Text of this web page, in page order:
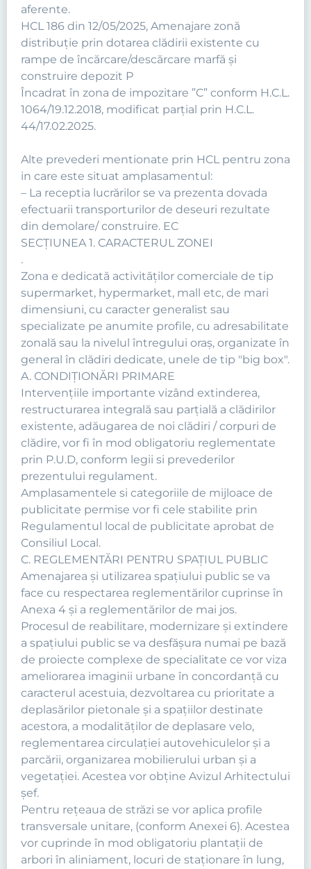
aferente.
HCL 186 din 12/05/2025, Amenajare zonă
distribuție prin dotarea clădirii existente cu
rampe de încărcare/descărcare marfă și
construire depozit P
Încadrat în zona de impozitare ”C” conform H.C.L.
1064/19.12.2018, modificat parțial prin H.C.L.
44/17.02.2025.
Alte prevederi mentionate prin HCL pentru zona
in care este situat amplasamentul:
– La receptia lucrărilor se va prezenta dovada
efectuarii transporturilor de deseuri rezultate
din demolare/ construire. EC
SECŢIUNEA 1. CARACTERUL ZONEI
.
Zona e dedicată activităţilor comerciale de tip
supermarket, hypermarket, mall etc, de mari
dimensiuni, cu caracter generalist sau
specializate pe anumite profile, cu adresabilitate
zonală sau la nivelul întregului oraş, organizate în
general în clădiri dedicate, unele de tip "big box".
A. CONDIŢIONĂRI PRIMARE
Intervenţiile importante vizând extinderea,
restructurarea integrală sau parţială a clădirilor
existente, adăugarea de noi clădiri / corpuri de
clădire, vor fi în mod obligatoriu reglementate
prin P.U.D, conform legii si prevederilor
prezentului regulament.
Amplasamentele si categoriile de mijloace de
publicitate permise vor fi cele stabilite prin
Regulamentul local de publicitate aprobat de
Consiliul Local.
C. REGLEMENTĂRI PENTRU SPAȚIUL PUBLIC
Amenajarea şi utilizarea spaţiului public se va
face cu respectarea reglementărilor cuprinse în
Anexa 4 şi a reglementărilor de mai jos.
Procesul de reabilitare, modernizare şi extindere
a spaţiului public se va desfăşura numai pe bază
de proiecte complexe de specialitate ce vor viza
ameliorarea imaginii urbane în concordanţă cu
caracterul acestuia, dezvoltarea cu prioritate a
deplasărilor pietonale şi a spaţiilor destinate
acestora, a modalităţilor de deplasare velo,
reglementarea circulaţiei autovehiculelor şi a
parcării, organizarea mobilierului urban şi a
vegetaţiei. Acestea vor obține Avizul Arhitectului
șef.
Pentru reţeaua de străzi se vor aplica profile
transversale unitare, (conform Anexei 6). Acestea
vor cuprinde în mod obligatoriu plantaţii de
arbori în aliniament, locuri de staţionare în lung,